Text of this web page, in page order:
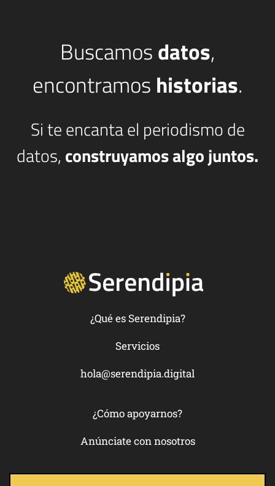
Buscamosdatos,
encontramos historias.
Si te encanta el periodismo de
datos, construyamos algo juntos.
¿Qué es Serendipia?
Servicios
hola@serendipia.digital
¿Cómo apoyarnos?
Anúnciate con nosotros